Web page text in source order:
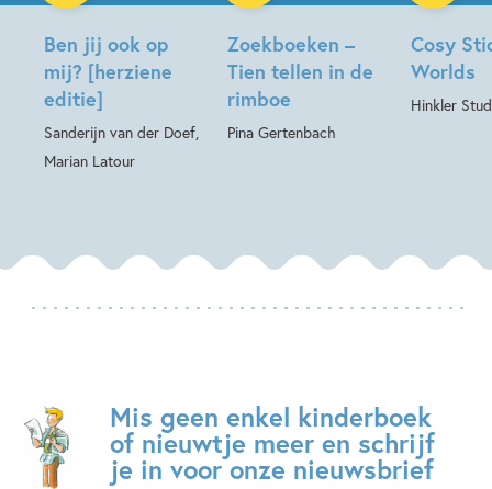
Ben jij ook op
mij? [herziene
editie]
Sanderijn van der Doef,
Marian Latour
Zoekboeken –
Tien tellen in de
rimboe
Pina Gertenbach
Cosy
Worlds
Hinkler
Mis geen enkel kinderboek
of nieuwtje meer en schrijf
je in voor onze nieuwsbrief